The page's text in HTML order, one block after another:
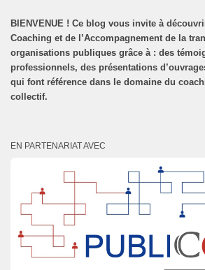
BIENVENUE ! Ce blog vous invite à
Coaching et de l’Accompagnement de la
organisations publiques grâce à : des
professionnels, des présentations
qui font référence dans le domaine du
collectif.
EN PARTENARIAT AVEC